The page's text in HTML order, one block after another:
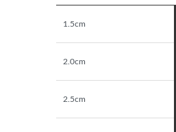
1.5cm
2.0cm
2.5cm